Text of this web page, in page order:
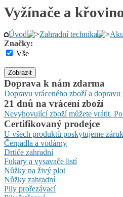
Vyžínače a
Úvod Zahradní technika
Značky:
Vše
Zobrazit
Doprava k nám zdarma
Dopravu vráceného zboží a dopravu
21 dnů na vrácení zboží
Nevyhovující zboží můžete vrátit.
Certifikovaný prodejce
U všech produktů poskytujeme
Čerpadla a vodárny
Drtiče zahradní
Fukary a vysavače listí
Nůžky na živý plot
Nůžky zahradní
Pily prořezávací